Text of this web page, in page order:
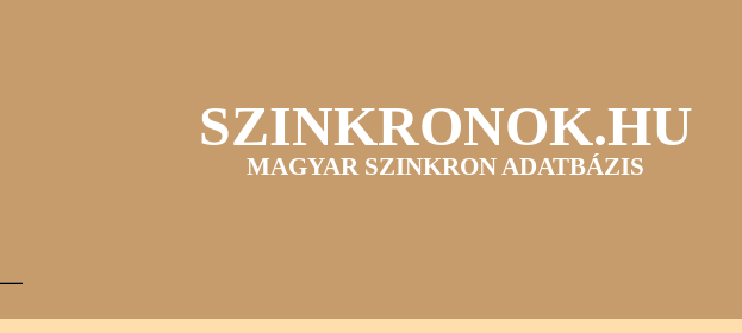
SZINKRONOK.HU
MAGYAR SZINKRON ADATBÁZIS